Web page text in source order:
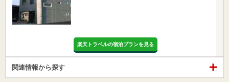
楽天トラベルの宿泊プランを見る
関連情報から探す